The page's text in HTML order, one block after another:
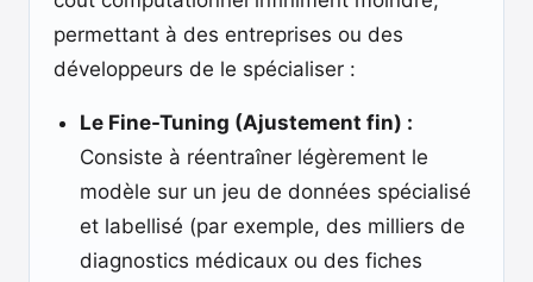
permettant à des entreprises ou des
développeurs de le spécialiser :
Le Fine-Tuning (Ajustement fin) :
Consiste à réentraîner légèrement le
modèle sur un jeu de données spécialisé
et labellisé (par exemple, des milliers de
diagnostics médicaux ou des fiches